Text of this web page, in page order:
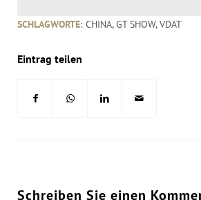
SCHLAGWORTE: CHINA,GT SHOW,VDAT
Eintrag teilen
Schreiben Sie einen